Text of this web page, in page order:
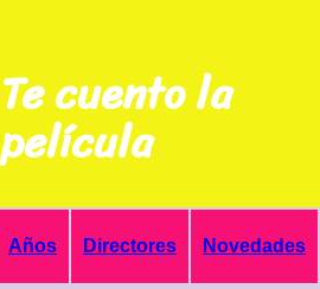
Te cuento la
película
Años Directores Novedades